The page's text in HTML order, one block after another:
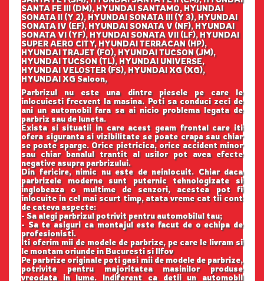
SANTA FE III (DM), HYUNDAI SANTAMO, HYUNDAI
SONATA II (Y 2), HYUNDAI SONATA III (Y 3), HYUNDAI
SONATA IV (EF), HYUNDAI SONATA V (NF), HYUNDAI
SONATA VI (YF), HYUNDAI SONATA VII (LF), HYUNDAI
SUPER AERO CITY, HYUNDAI TERRACAN (HP),
HYUNDAI TRAJET (FO), HYUNDAI TUCSON (JM),
HYUNDAI TUCSON (TL), HYUNDAI UNIVERSE,
HYUNDAI VELOSTER (FS), HYUNDAI XG (XG),
HYUNDAI XG Saloon,
Parbrizul nu este una dintre piesele pe care le
inlocuiesti frecvent la masina. Poti sa conduci zeci de
ani un automobil fara sa ai nicio problema legata de
parbriz sau de luneta.
Exista si situatii in care acest geam frontal care iti
ofera siguranta si vizibilitate se poate crapa sau chiar
se poate sparge. Orice pietricica, orice accident minor
sau chiar banalul trantit al usilor pot avea efecte
negative asupra parbrizului.
Din fericire, nimic nu este de neinlocuit. Chiar daca
parbrizele moderne sunt puternic tehnologizate si
inglobeaza o multime de senzori, acestea pot fi
inlocuite in cel mai scurt timp, atata vreme cat tii cont
de cateva aspecte:
- Sa alegi parbrizul potrivit pentru automobilul tau;
- Sa te asiguri ca montajul este facut de o echipa de
profesionisti.
Iti oferim mii de modele de parbrize, pe care le livram si
le montam oriunde in Bucuresti si Ilfov
Pe parbrize originale poti gasi mii de modele de parbrize,
potrivite pentru majoritatea masinilor produse
vreodata in lume. Indiferent ca detii un automobil